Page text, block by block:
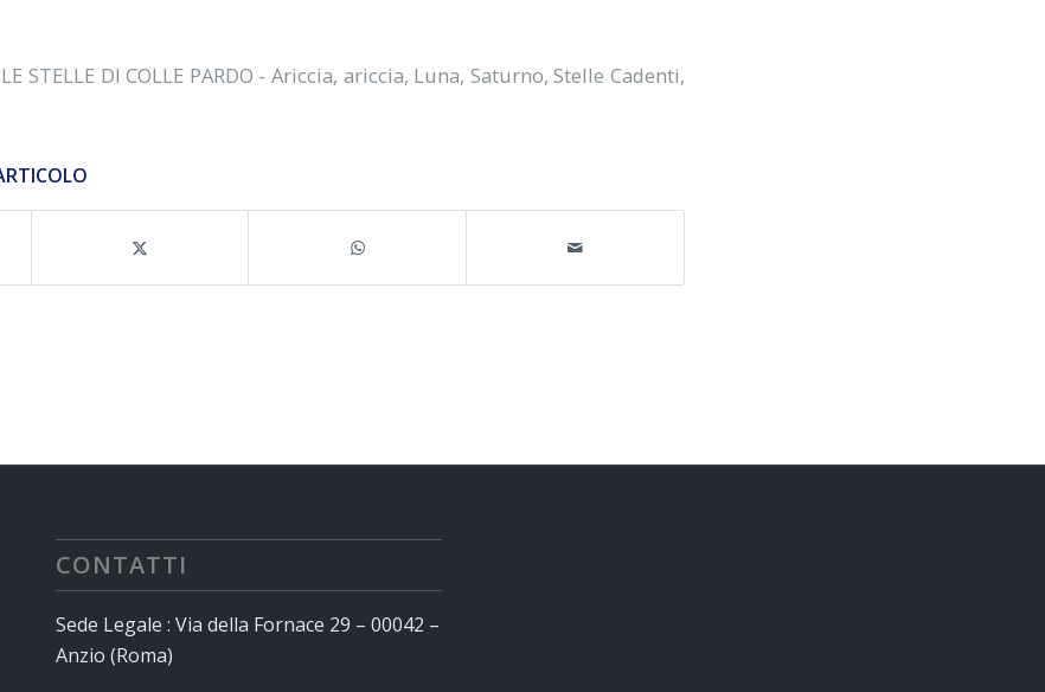
STELLE DI COLLE PARDO - Ariccia, ariccia, Luna, Saturno,Stelle Cadenti,
CONTATTI
Sede Legale : Via della Fornace 29 – 00042 –
Anzio (Roma)